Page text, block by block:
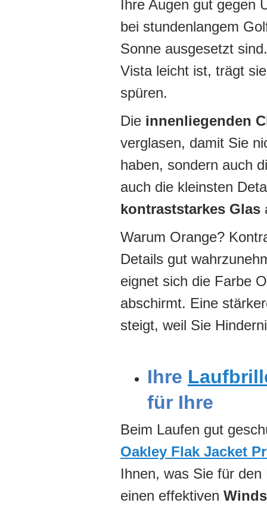
Ihre Augen gut gegen
bei stundenlangem
Sonne ausgesetzt
Vista leicht ist, trägt
spüren.
Die innenliegenden
verglasen, damit Sie
haben, sondern auch
auch die kleinsten
kontraststarkes Glas
Warum Orange?
Details gut
eignet sich die Farbe
abschirmt. Eine
steigt, weil Sie
Ihre
für Ihre
Beim Laufen gut
Oakley Flak Jacket
Ihnen, was Sie für
einen effektiven